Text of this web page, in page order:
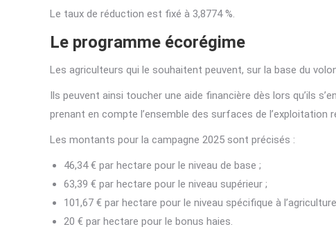
Le taux de réduction est fixé à 3,8774 %.
Le programme écorégime
Les agriculteurs qui le souhaitent peuvent, sur la base du
Ils peuvent ainsi toucher une aide financière dès lors qu’ils
prenant en compte l’ensemble des surfaces de l’exploitation
Les montants pour la campagne 2025 sont précisés :
46,34 € par hectare pour le niveau de base ;
63,39 € par hectare pour le niveau supérieur ;
101,67 € par hectare pour le niveau spécifique à
20 € par hectare pour le bonus haies.